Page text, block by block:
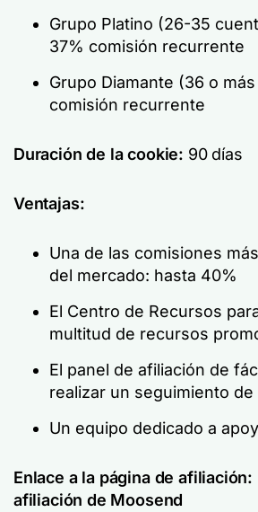
Grupo Platino (26-35
37% comisión recurrente
Grupo Diamante (36 o
comisión recurrente
Duración de la cookie: 90 días
Ventajas:
Una de las comisiones
del mercado: hasta 40%
El Centro de Recursos
multitud de recursos
El panel de afiliación de
realizar un seguimiento
Un equipo dedicado a
Enlace a la página de afiliación:
afiliación de Moosend